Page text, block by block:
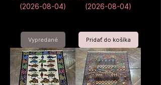
(2026-08-04)
Vypredané
(2026-08-04)
Pridať do košíka